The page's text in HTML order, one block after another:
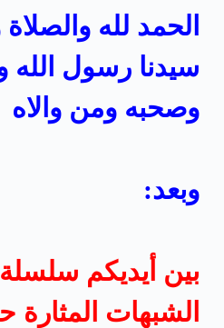
الحمد لله
سيدنا رسول الله
وصحبه ومن والاه
وبعد:
بين أيديكم
الشبهات المثارة